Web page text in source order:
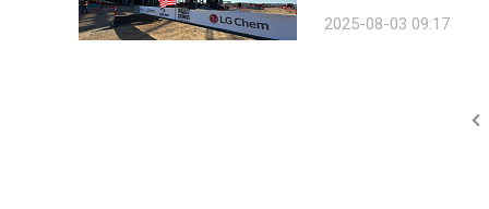
배터리 산업은 공급망 현
2025-08-03 09:17